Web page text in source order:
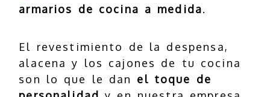
armarios de cocina a medida.
El revestimiento de la despensa,
alacena y los cajones de tu cocina
son lo que le dan el toque de